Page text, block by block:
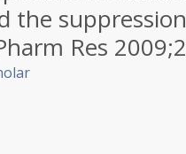
the
Res 2009;